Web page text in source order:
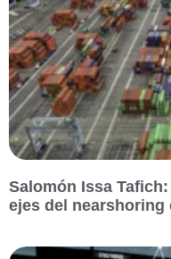
Salomón Issa
ejes del nearshoring